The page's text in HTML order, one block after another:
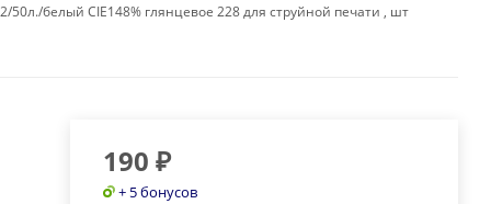
50л./белый CIE148% глянцевое 228 для струйной печати , шт
190 ₽
+ 5 бонусов